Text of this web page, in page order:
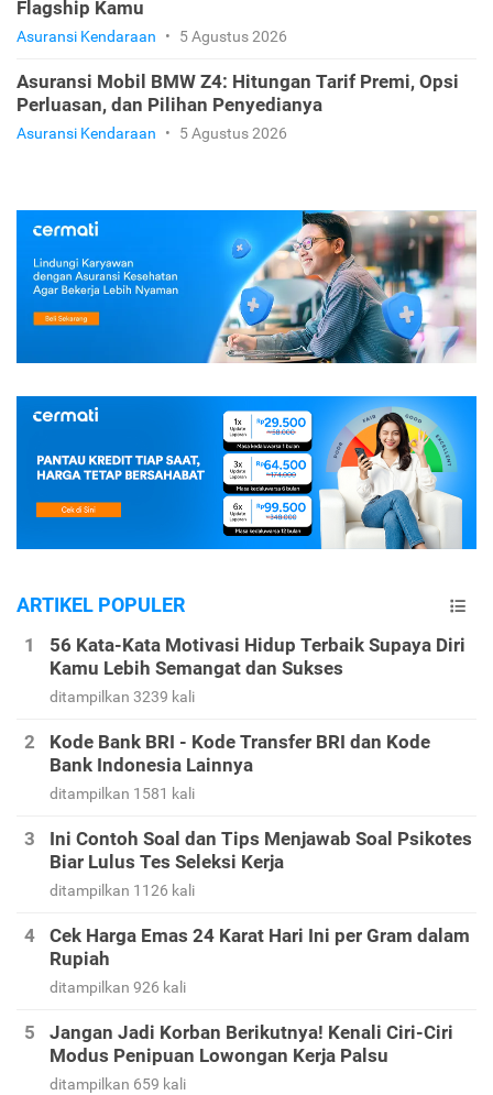
Flagship Kamu
Asuransi Kendaraan • 5 Agustus 2026
Asuransi Mobil BMW Z4: Hitungan Tarif Premi, Opsi
Perluasan, dan Pilihan Penyedianya
Asuransi Kendaraan • 5 Agustus 2026
ARTIKEL POPULER
56 Kata-Kata Motivasi Hidup Terbaik Supaya Diri
Kamu Lebih Semangat dan Sukses
ditampilkan 3239 kali
Kode Bank BRI - Kode Transfer BRI dan Kode
Bank Indonesia Lainnya
ditampilkan 1581 kali
Ini Contoh Soal dan Tips Menjawab Soal Psikotes
Biar Lulus Tes Seleksi Kerja
ditampilkan 1126 kali
Cek Harga Emas 24 Karat Hari Ini per Gram dalam
Rupiah
ditampilkan 926 kali
Jangan Jadi Korban Berikutnya! Kenali Ciri-Ciri
Modus Penipuan Lowongan Kerja Palsu
ditampilkan 659 kali